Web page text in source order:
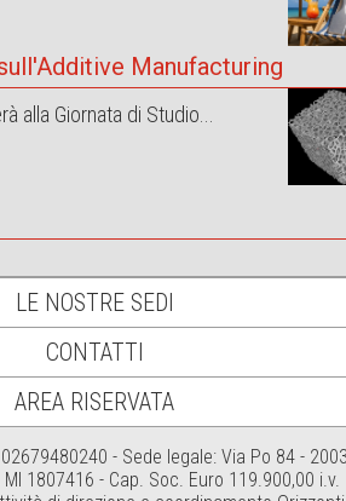
Manufacturing
alla Giornata di Studio...
LE NOSTRE SEDI
CONTATTI
AREA RISERVATA
02679480240 - Sede legale: Via Po 84 -
MI 1807416 - Cap. Soc. Euro 119.900,00 i.v.